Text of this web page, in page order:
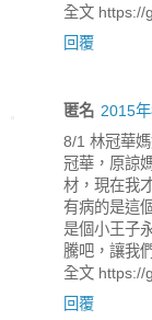
全文 https://
回覆
匿名 2015
8/1 林冠華媽
冠華，原諒
材，現在我
有病的是這
是個小王子
騰吧，讓我
全文 https://
回覆